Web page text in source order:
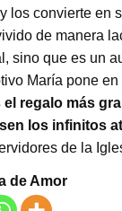
los convierte en
de manera
sino que es un
María pone
el regalo más
los infinitos
de la
de Amor